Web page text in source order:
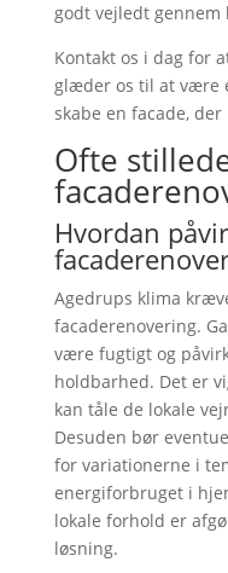
godt vejledt gennem
Kontakt os i dag for
glæder os til at være
skabe en facade,
Ofte
Hvordan
Agedrups klima
facaderenovering.
være fugtigt og
holdbarhed. Det er
kan tåle de lokale
Desuden bør
for variationerne i
energiforbruget i
lokale forhold er
løsning.